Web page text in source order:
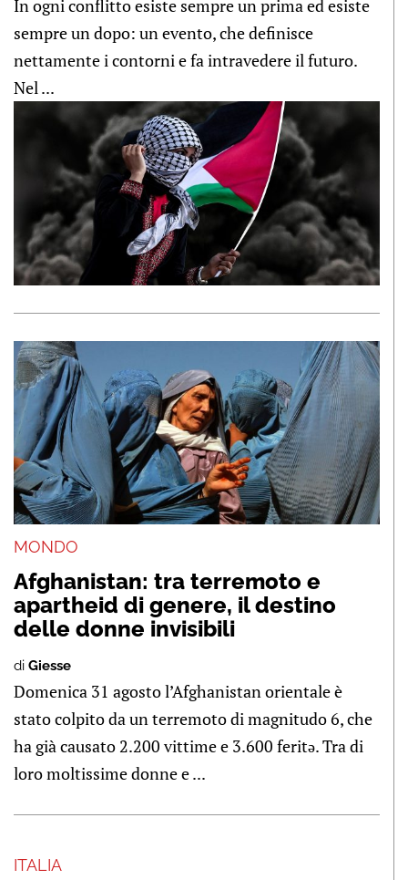
In ogni conflitto esiste sempre un prima ed esiste
sempre un dopo: un evento, che definisce
nettamente i contorni e fa intravedere il futuro.
Nel ...
MONDO
Afghanistan: tra terremoto e
apartheid di genere, il destino
delle donne invisibili
di Giesse
Domenica 31 agosto l’Afghanistan orientale è
stato colpito da un terremoto di magnitudo 6, che
ha già causato 2.200 vittime e 3.600 feritə. Tra di
loro moltissime donne e ...
ITALIA